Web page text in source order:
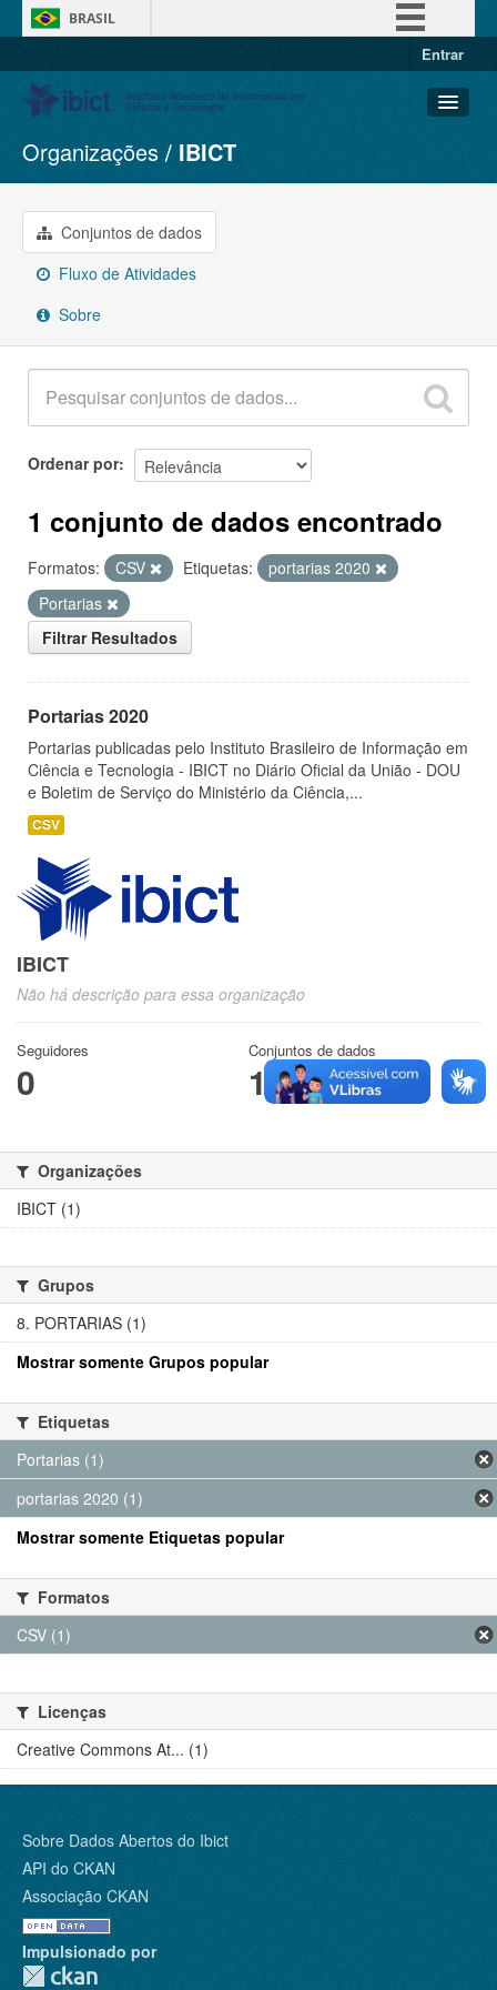
BRASIL
Entrar
Conjuntos de dados
Organizações
Grupos
Sobre
Organizações IBICT
Conjuntos de dados
Fluxo de Atividades
Sobre
Ordenar por
1 conjunto de dados encontrado
Formatos: CSV Etiquetas:
portarias 2020
Portarias
Filtrar Resultados
Portarias 2020
Portarias publicadas pelo Instituto Brasileiro de Informação em
Ciência e Tecnologia - IBICT no Diário Oficial da União - DOU
e Boletim de Serviço do Ministério da Ciência,...
CSV
IBICT
Não há descrição para essa organização
Seguidores
0
Conjuntos de dados
1
Organizações
IBICT (1)
Grupos
8. PORTARIAS (1)
Mostrar somente Grupos popular
Etiquetas
Portarias (1)
portarias 2020 (1)
Mostrar somente Etiquetas popular
Formatos
CSV (1)
Licenças
Creative Commons At... (1)
Sobre Dados Abertos do Ibict
API do CKAN
Associação CKAN
Impulsionado por